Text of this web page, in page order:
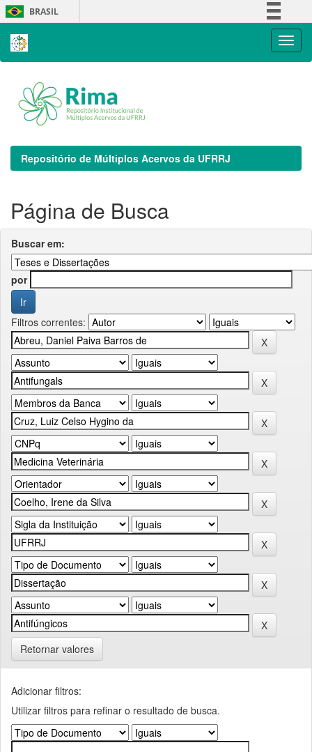
Skip
navigation
BRASIL
Repositório de Múltiplos Acervos da UFRRJ
Página de Busca
Buscar em:
por
Filtros correntes:
Retornar valores
Adicionar filtros:
Utilizar filtros para refinar o resultado de busca.